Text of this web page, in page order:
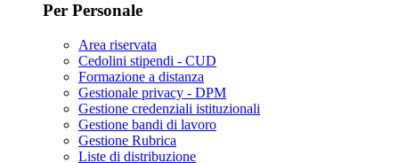
Per Personale
Area riservata
Cedolini stipendi - CUD
Formazione a distanza
Gestionale privacy - DPM
Gestione credenziali istituzionali
Gestione bandi di lavoro
Gestione Rubrica
Liste di distribuzione